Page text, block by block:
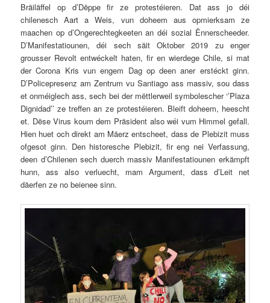
Bräiläffel op d’Dëppe fir ze protestéieren. Dat ass jo déi
chilenesch Aart a Weis, vun doheem aus opmierksam ze
maachen op d’Ongerechtegkeeten an déi sozial Ënnerscheeder.
D’Manifestatiounen, déi sech säit Oktober 2019 zu enger
grousser Revolt entwéckelt haten, fir en wierdege Chile, si mat
der Corona Kris vun engem Dag op deen aner erstéckt ginn.
D’Policepresenz am Zentrum vu Santiago ass massiv, sou dass
et onméiglech ass, sech bei der mëttlerweil symbolescher ‘’Plaza
Dignidad’’ ze treffen an ze protestéieren. Bleift doheem, heescht
et. Dëse Virus koum dem Präsident also wéi vum Himmel gefall.
Hien huet och direkt am Mäerz entscheet, dass de Plebizit muss
ofgesot ginn. Den historesche Plebizit, fir eng nei Verfassung,
deen d’Chilenen sech duerch massiv Manifestatiounen erkämpft
hunn, ass also verluecht, mam Argument, dass d’Leit net
däerfen ze no beienee sinn.